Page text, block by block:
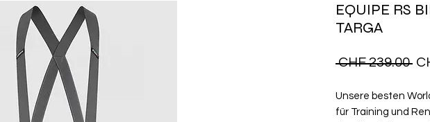
EQUIPE RS
TARGA
CHF 239.00
Unsere besten
für Training und